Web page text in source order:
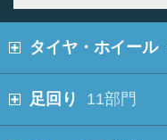
タイヤ・ホイール
足回り 11部門